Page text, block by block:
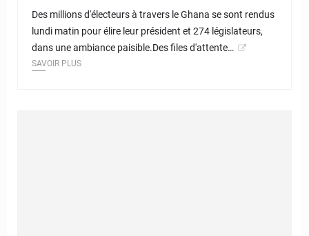
Des millions d'électeurs à travers le Ghana se sont rendus
lundi matin pour élire leur président et 274 législateurs,
dans une ambiance paisible.Des files d'attente…
SAVOIR PLUS